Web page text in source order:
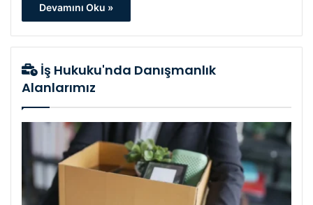
Devamını Oku »
İş Hukuku'nda Danışmanlık
Alanlarımız